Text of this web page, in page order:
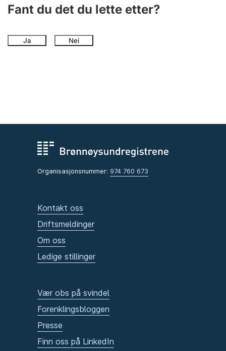
Fant du det du lette etter?
Ja Nei
Organisasjonsnummer: 974 760 673
Kontakt oss
Driftsmeldinger
Om oss
Ledige stillinger
Vær obs på svindel
Forenklingsbloggen
Presse
Finn oss på LinkedIn